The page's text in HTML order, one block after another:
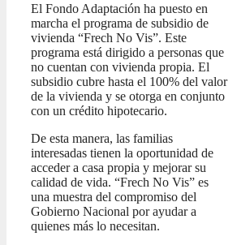
El Fondo Adaptación ha puesto en
marcha el programa de subsidio de
vivienda “Frech No Vis”. Este
programa está dirigido a personas que
no cuentan con vivienda propia. El
subsidio cubre hasta el 100% del valor
de la vivienda y se otorga en conjunto
con un crédito hipotecario.
De esta manera, las familias
interesadas tienen la oportunidad de
acceder a casa propia y mejorar su
calidad de vida. “Frech No Vis” es
una muestra del compromiso del
Gobierno Nacional por ayudar a
quienes más lo necesitan.